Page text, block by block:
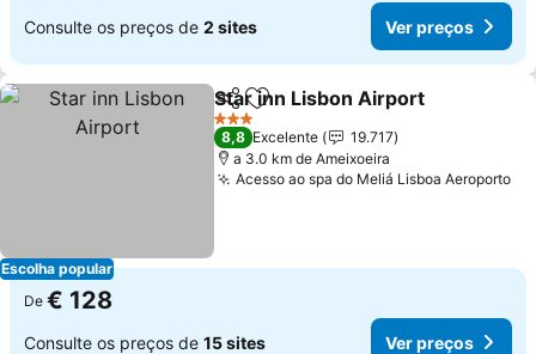
Consulte os preços de 2 sites Ver preços
Escolha popular
PartilharAdicionar aos favoritos
Star inn Lisbon Airport
3 Estrelas
8,8 Excelente
19.717
a 3.0 km de Ameixoeira
Acesso ao spa do Meliá Lisboa Aeroporto
De € 128
Consulte os preços de 15 sites Ver preços